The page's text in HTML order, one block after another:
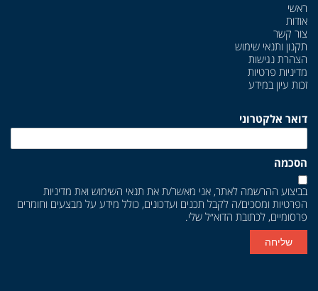
ראשי
אודות
צור קשר
תקנון ותנאי שימוש
הצהרת נגישות
מדיניות פרטיות
זכות עיון במידע
דואר אלקטרוני
הסכמה
בביצוע ההרשמה לאתר, אני מאשר/ת את תנאי השימוש ואת מדיניות
הפרטיות ומסכים/ה לקבל תכנים ועדכונים, כולל מידע על מבצעים וחומרים
פרסומיים, לכתובת הדוא״ל שלי.
שליחה